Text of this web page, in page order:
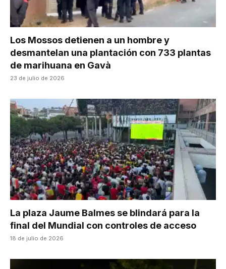
Los Mossos detienen a un hombre y
desmantelan una plantación con 733 plantas
de marihuana en Gavà
23 de julio de 2026
La plaza Jaume Balmes se blindará para la
final del Mundial con controles de acceso
18 de julio de 2026